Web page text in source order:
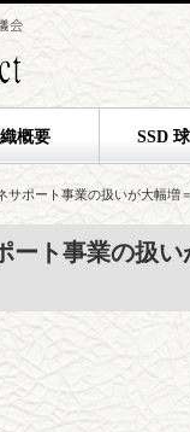
概要 SSD
サポート事業の扱いが大幅増
ート事業の扱